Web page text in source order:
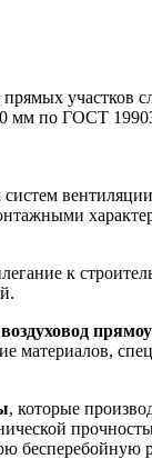
участков
5,0 мм по
к
воздуховод
материалов,
, которые